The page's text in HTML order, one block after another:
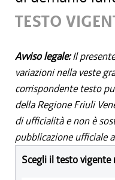
TESTO
Avviso legale:Il
variazioni nella veste
corrispondente testo
della Regione Friuli
di ufficialità e non è
pubblicazione ufficiale
Scegli il testo vigente